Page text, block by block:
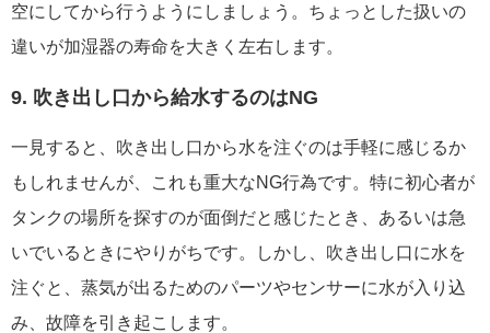
空にしてから行うようにしましょう。ちょっとした扱いの
違いが加湿器の寿命を大きく左右します。
9. 吹き出し口から給水するのはNG
一見すると、吹き出し口から水を注ぐのは手軽に感じるか
もしれませんが、これも重大なNG行為です。特に初心者が
タンクの場所を探すのが面倒だと感じたとき、あるいは急
いでいるときにやりがちです。しかし、吹き出し口に水を
注ぐと、蒸気が出るためのパーツやセンサーに水が入り込
み、故障を引き起こします。